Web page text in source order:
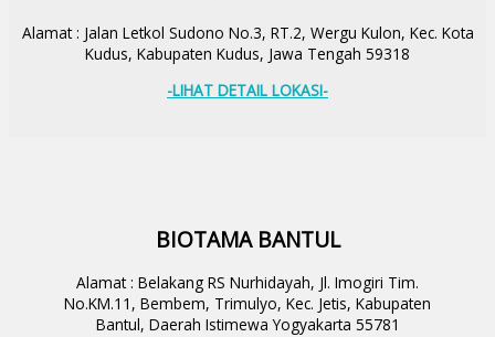
Alamat : Jalan Letkol Sudono No.3, RT.2, Wergu Kulon, Kec. Kota
Kudus, Kabupaten Kudus, Jawa Tengah 59318
-LIHAT DETAIL LOKASI-
BIOTAMA BANTUL
Alamat : Belakang RS Nurhidayah, Jl. Imogiri Tim.
No.KM.11, Bembem, Trimulyo, Kec. Jetis, Kabupaten
Bantul, Daerah Istimewa Yogyakarta 55781